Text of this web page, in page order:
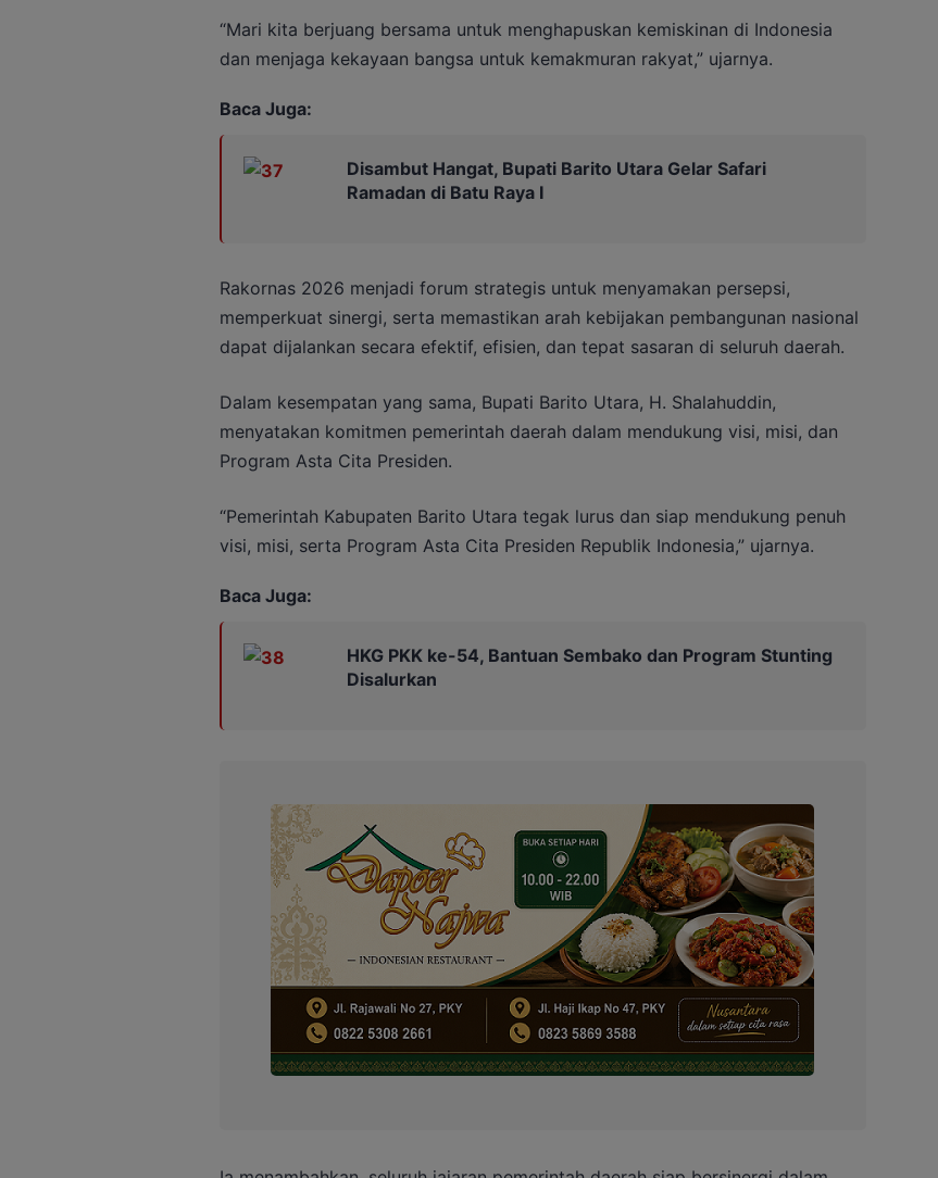
“Mari kita berjuang bersama untuk menghapuskan kemiskinan di Indonesia
dan menjaga kekayaan bangsa untuk kemakmuran rakyat,” ujarnya.
Baca Juga:
Disambut Hangat, Bupati Barito Utara Gelar Safari
Ramadan di Batu Raya I
Rakornas 2026 menjadi forum strategis untuk menyamakan persepsi,
memperkuat sinergi, serta memastikan arah kebijakan pembangunan nasional
dapat dijalankan secara efektif, efisien, dan tepat sasaran di seluruh daerah.
Dalam kesempatan yang sama, Bupati Barito Utara, H. Shalahuddin,
menyatakan komitmen pemerintah daerah dalam mendukung visi, misi, dan
Program Asta Cita Presiden.
“Pemerintah Kabupaten Barito Utara tegak lurus dan siap mendukung penuh
visi, misi, serta Program Asta Cita Presiden Republik Indonesia,” ujarnya.
Baca Juga:
HKG PKK ke-54, Bantuan Sembako dan Program Stunting
Disalurkan